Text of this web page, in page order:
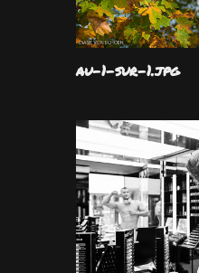
au-1-sur-1.jpg